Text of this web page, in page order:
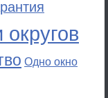
Одно окно